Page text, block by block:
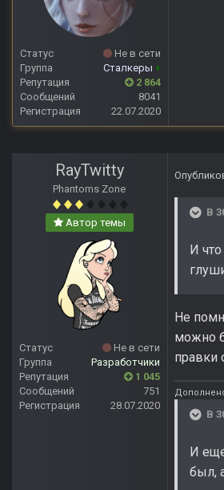
Статус
Не в сети
Группа
Сталкеры +
Репутация
2 864
Сообщений
8041
Регистрация
22.07.2020
RayTwitty
Phantoms Zone
Автор темы
Статус
Не в сети
Группа
Разработчики
Репутация
1 045
Сообщений
751
Регистрация
28.07.2020
В
И
Не
можно
правки
В
И
был,